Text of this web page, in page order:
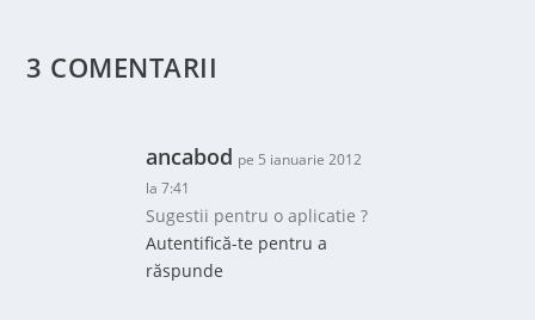
3 COMENTARII
ancabod pe 5 ianuarie 2012
la 7:41
Sugestii pentru o aplicatie ?
Autentifică-te pentru a
răspunde